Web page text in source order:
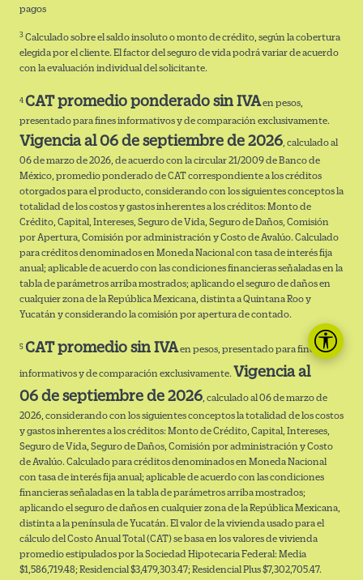
pagos
3 Calculado sobre el saldo insoluto o monto de crédito, según la cobertura
elegida por el cliente. El factor del seguro de vida podrá variar de acuerdo
con la evaluación individual del solicitante.
4 CAT promedio ponderado sin IVAen pesos,
presentado para fines informativos y de comparación exclusivamente.
Vigencia al 06 de septiembre de 2026 , calculado al
06 de marzo de 2026, de acuerdo con la circular 21/2009 de Banco de
México, promedio ponderado de CAT correspondiente a los créditos
otorgados para el producto, considerando con los siguientes conceptos la
totalidad de los costos y gastos inherentes a los créditos: Monto de
Crédito, Capital, Intereses, Seguro de Vida, Seguro de Daños, Comisión
por Apertura, Comisión por administración y Costo de Avalúo. Calculado
para créditos denominados en Moneda Nacional con tasa de interés fija
anual; aplicable de acuerdo con las condiciones financieras señaladas en la
tabla de parámetros arriba mostrados; aplicando el seguro de daños en
cualquier zona de la República Mexicana, distinta a Quintana Roo y
Yucatán y considerando la comisión por apertura de contado.
5 CAT promedio sin IVAen pesos, presentado para fines
informativos y de comparación exclusivamente. Vigencia al
06 de septiembre de 2026 , calculado al 06 de marzo de
2026, considerando con los siguientes conceptos la totalidad de los costos
y gastos inherentes a los créditos: Monto de Crédito, Capital, Intereses,
Seguro de Vida, Seguro de Daños, Comisión por administración y Costo
de Avalúo. Calculado para créditos denominados en Moneda Nacional
con tasa de interés fija anual; aplicable de acuerdo con las condiciones
financieras señaladas en la tabla de parámetros arriba mostrados;
aplicando el seguro de daños en cualquier zona de la República Mexicana,
distinta a la península de Yucatán. El valor de la vivienda usado para el
cálculo del Costo Anual Total (CAT) se basa en los valores de vivienda
promedio estipulados por la Sociedad Hipotecaria Federal: Media
$1,586,719.48; Residencial $3,479,303.47; Residencial Plus $7,302,705.47.